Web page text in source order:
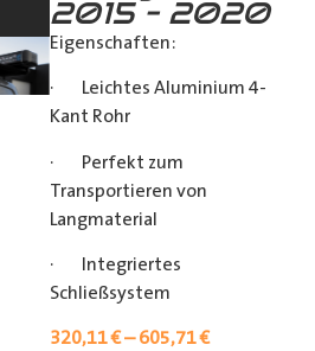
2015 – 2020
Eigenschaften:
· Leichtes Aluminium 4-
Kant Rohr
· Perfekt zum
Transportieren von
Langmaterial
· Integriertes
Schließsystem
320,11€–605,71€